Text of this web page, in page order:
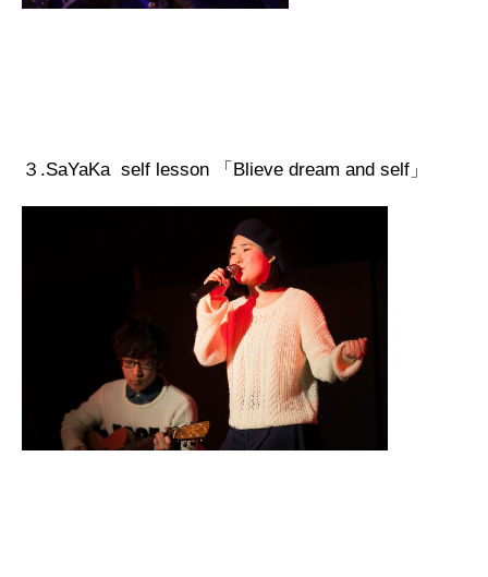
３.SaYaKa self lesson 「Blieve dream and self」